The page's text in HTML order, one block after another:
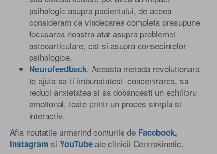
psihologic asupra pacientului, de aceea
consideram ca vindecarea completa presupune
focusarea noastra atat asupra problemei
osteoarticulare, cat si asupra consecintelor
psihologice.
Neurofeedback. Aceasta metoda revolutionara
te ajuta sa-ti imbunatatesti concentrarea, sa
reduci anxietatea si sa dobandesti un echilibru
emotional, toate printr-un proces simplu si
interactiv.
Afla noutatile urmarind conturile de Facebook,
Instagram si YouTube ale clinicii Centrokinetic.